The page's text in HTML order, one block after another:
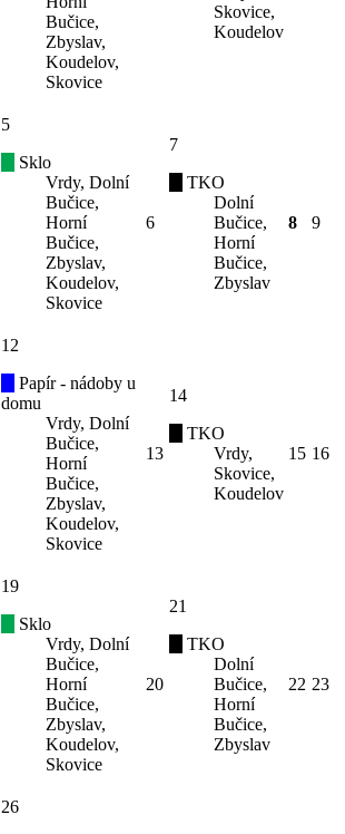
Bučice,
Zbyslav,
Koudelov,
Skovice
Skovice,
Koudelov
5
Sklo
Vrdy, Dolní
Bučice,
Horní
Bučice,
Zbyslav,
Koudelov,
Skovice
6
7
TKO
Dolní
Bučice,
Horní
Bučice,
Zbyslav
8 9
12
Papír - nádoby u
domu
Vrdy, Dolní
Bučice,
Horní
Bučice,
Zbyslav,
Koudelov,
Skovice
13
14
TKO
Vrdy,
Skovice,
Koudelov
15 16
19
Sklo
Vrdy, Dolní
Bučice,
Horní
Bučice,
Zbyslav,
Koudelov,
Skovice
20
21
TKO
Dolní
Bučice,
Horní
Bučice,
Zbyslav
22 23
26